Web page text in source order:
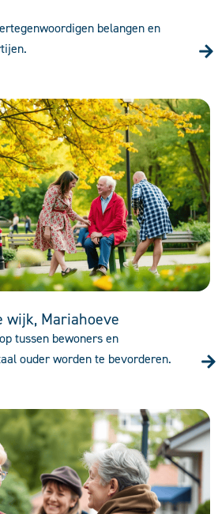
belangen en
wijk, Mariahoeve
tussen bewoners en
ouder worden te bevorderen.